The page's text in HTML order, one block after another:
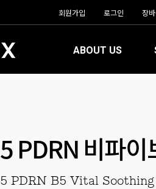
회원가입 로그인 장
ABOUT US
5 PDRN 비파이
5 PDRN B5 Vital